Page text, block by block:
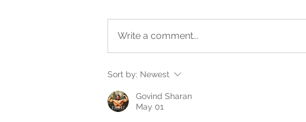
Zatvorena bašta - greenhouse
Write a comment...
Sort by: Newest
Govind Sharan
May 01